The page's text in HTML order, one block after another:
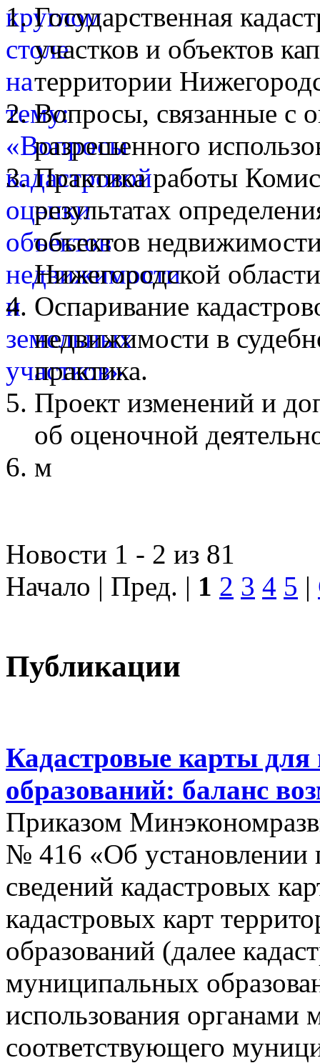
Государственная
участков и объектов
территории
Вопросы, связанные с
разрешенного
Практика работы
результатах
объектов
Нижегородской
Оспаривание
недвижимости в
практика.
Проект изменений и
об оценочной
м
Новости 1 - 2 из 81
Начало | Пред. | 1 2 3 4 5 |
Публикации
Кадастровые карты
образований: баланс
Приказом
№ 416 «Об установлении
сведений кадастровых
кадастровых карт
образований (далее
муниципальных
использования органами
соответствующего